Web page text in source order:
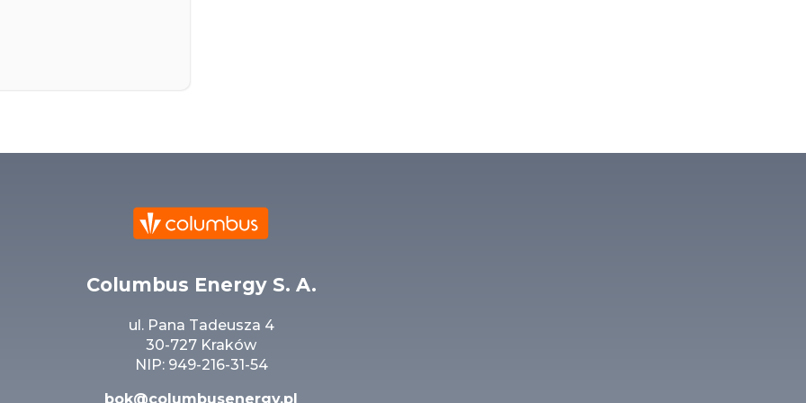
Columbus Energy S. A.
ul. Pana Tadeusza 4
30-727 Kraków
NIP: 949-216-31-54
bok@columbusenergy.pl